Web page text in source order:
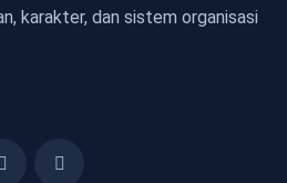
karakter, dan sistem organisasi